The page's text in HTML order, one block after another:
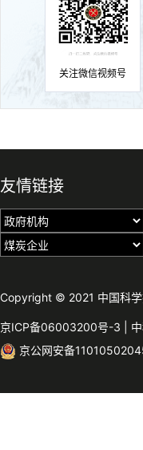
关注微信视频号
友情链接
Copyright © 2021 中国科学
京ICP备06003200号-3
京公网安备